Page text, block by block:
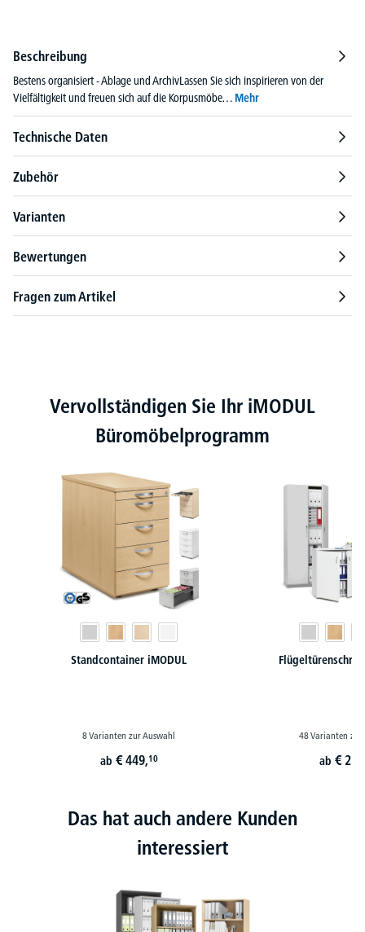
Beschreibung
Bestens organisiert - Ablage und ArchivLassen Sie sich inspirieren von der
Vielfältigkeit und freuen sich auf die Korpusmöbe… Mehr
Technische Daten
Zubehör
Varianten
Bewertungen
Fragen zum Artikel
Produktgalerie überspringen
Vervollständigen Sie Ihr iMODUL
Büromöbelprogramm
Standcontainer iMODUL
8 Varianten zur Auswahl
ab € 449,10
48 Varianten zur
ab €
Das hat auch andere Kunden
interessiert